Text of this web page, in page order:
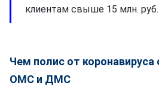
клиентам свыше 15 млн. руб.
Чем полис от коронавируса
ОМС и ДМС